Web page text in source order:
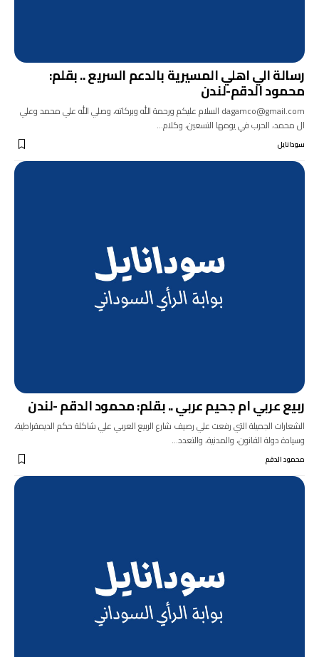
رسالة الي اهلي المسيرية بالدعم السريع .. بقلم:
محمود الدقم-لندن
dagamco@gmail.com السلام عليكم ورحمة الله وبركاته، وصلي الله علي محمد وعلي
ال محمد، الحرب في يومها التسعين، وكلام…
سودانايل
ربيع عربي ام جحيم عربي .. بقلم: محمود الدقم -لندن
الشعارات الجميلة التي رفعت علي رصيف شارع الربيع العربي علي شاكلة حكم الديمقراطية،
وسيادة دولة القانون، والمدنية، والتعدد…
محمود الدقم